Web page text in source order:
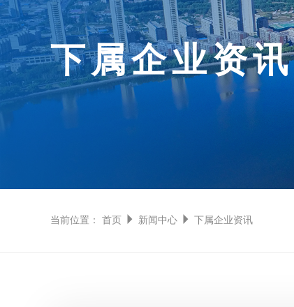
下属企业资讯
当前位置： 首页 新闻中心 下属企业资讯